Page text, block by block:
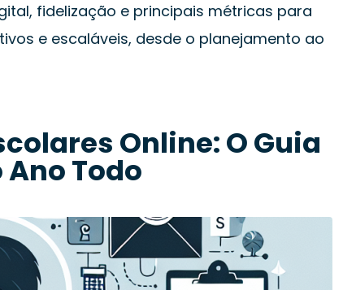
fidelização e principais métricas para
e escaláveis, desde o planejamento ao
Online: O Guia
Todo